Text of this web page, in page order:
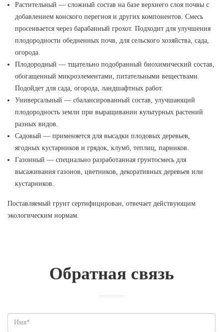
Растительный — сложный состав на базе верхнего слоя почвы с
добавлением конского перегноя и других компонентов. Смесь
просеивается через барабанный грохот. Подходит для улучшения
плодородности обедненных почв, для сельского хозяйства, сада,
огорода.
Плодородный — тщательно подобранный биохимический состав,
обогащенный микроэлементами, питательными веществами.
Подойдет для сада, огорода, ландшафтных работ.
Универсальный — сбалансированный состав, улучшающий
плодородность земли при выращивании культурных растений
разных видов.
Садовый — применяется для высадки плодовых деревьев,
ягодных кустарников и грядок, клумб, теплиц, парников.
Газонный — специально разработанная грунтосмесь для
высаживания газонов, цветников, декоративных деревьев или
кустарников.
Поставляемый грунт сертифицирован, отвечает действующим
экологическим нормам.
Обратная связь